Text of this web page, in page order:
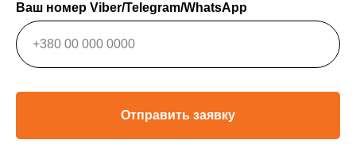
Ваш номер Viber/Telegram/WhatsApp
Отправить заявку